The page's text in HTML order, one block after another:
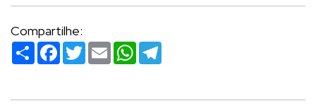
Compartilhe:
Compartilhar
Facebook
TwitterEmailWhatsApp